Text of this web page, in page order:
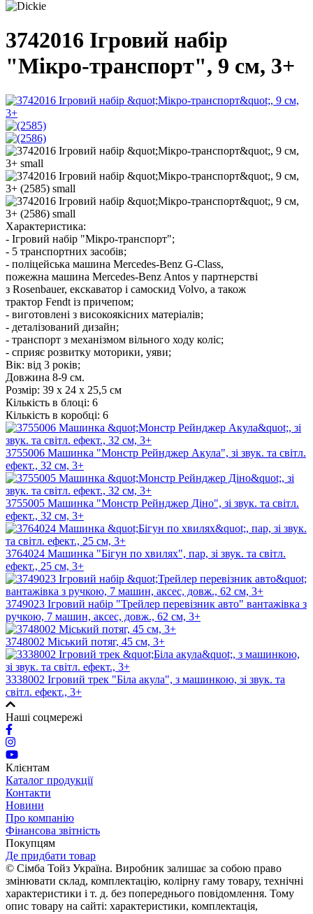
3742016 Ігровий набір
"Мікро-транспорт", 9 см, 3+
Характеристика:
- Ігровий набір "Мікро-транспорт";
- 5 транспортних засобів;
- поліцейська машина Mercedes-Benz G-Class,
пожежна машина Mercedes-Benz Antos у партнерстві
з Rosenbauer, екскаватор і самоскид Volvo, а також
трактор Fendt із причепом;
- виготовлені з високоякісних матеріалів;
- деталізований дизайн;
- транспорт з механізмом вільного ходу коліс;
- сприяє розвитку моторики, уяви;
Вік: від 3 років;
Довжина 8-9 см.
Розмір: 39 х 24 х 25,5 см
Кількість в блоці: 6
Кількість в коробці: 6
3755006 Машинка "Монстр Рейнджер Акула", зі звук. та світл.
ефект., 32 см, 3+
3755005 Машинка "Монстр Рейнджер Діно", зі звук. та світл.
ефект., 32 см, 3+
3764024 Машинка "Бігун по хвилях", пар, зі звук. та світл.
ефект., 25 см, 3+
3749023 Ігровий набір "Трейлер перевізник авто" вантажівка з
ручкою, 7 машин, аксес, довж., 62 см, 3+
3748002 Міський потяг, 45 см, 3+
3338002 Ігровий трек "Біла акула", з машинкою, зі звук. та
світл. ефект., 3+
Наші соцмережі
Клієнтам
Каталог продукції
Контакти
Новини
Про компанію
Фінансова звітність
Покупцям
Де придбати товар
© Сімба Тойз Україна. Виробник залишає за собою право
змінювати склад, комплектацію, колірну гаму товару, технічні
характеристики і т. д. без попереднього повідомлення. Тому
опис товару на сайті: характеристики, комплектація,